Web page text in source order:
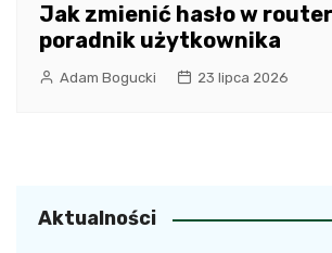
Jak zmienić hasło w
poradnik użytkownika
Adam Bogucki 23 lipca 2026
Aktualności